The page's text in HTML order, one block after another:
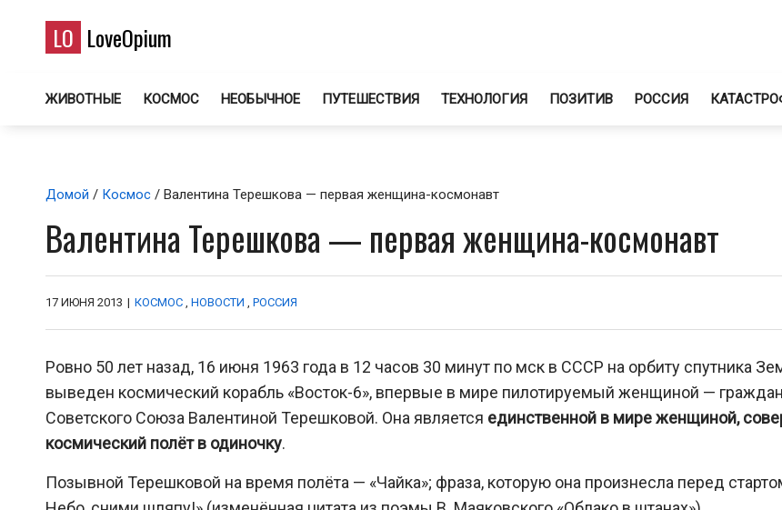
LO LoveOpium
ЖИВОТНЫЕ КОСМОС НЕОБЫЧНОЕ ПУТЕШЕСТВИЯ ТЕХНОЛОГИЯ ПОЗИТИВ РОССИЯ
Домой / Космос / Валентина Терешкова — первая женщина-космонавт
Валентина Терешкова — первая женщина-космонавт
17 ИЮНЯ 2013 | КОСМОС , НОВОСТИ , РОССИЯ
Ровно 50 лет назад, 16 июня 1963 года в 12 часов 30 минут по мск в СССР на орбиту спутника
выведен космический корабль «Восток-6», впервые в мире пилотируемый женщиной —
Советского Союза Валентиной Терешковой. Она является единственной в мире женщиной,
космический полёт в одиночку.
Позывной Терешковой на время полёта — «Чайка»; фраза, которую она произнесла перед